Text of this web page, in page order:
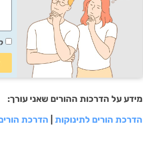
מידע על הדרכות ההורים שאני עורך:
הדרכת הורים לתינוקות| הדרכת